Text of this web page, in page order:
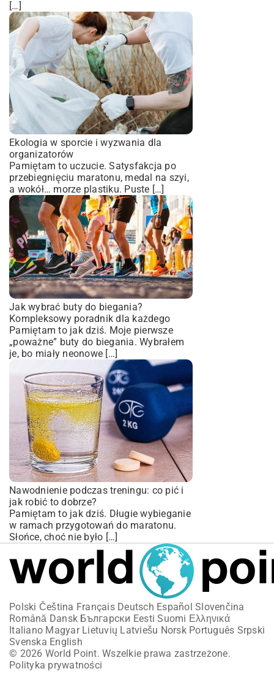
[…]
Ekologia w sporcie i wyzwania dla
organizatorów
Pamiętam to uczucie. Satysfakcja po
przebiegnięciu maratonu, medal na szyi,
a wokół… morze plastiku. Puste […]
Jak wybrać buty do biegania?
Kompleksowy poradnik dla każdego
Pamiętam to jak dziś. Moje pierwsze
„poważne” buty do biegania. Wybrałem
je, bo miały neonowe […]
Nawodnienie podczas treningu: co pić i
jak robić to dobrze?
Pamiętam to jak dziś. Długie wybieganie
w ramach przygotowań do maratonu.
Słońce, choć nie było […]
Polski Čeština Français Deutsch Español Slovenčina
Română Dansk Български Eesti Suomi Ελληνικά
Italiano Magyar Lietuvių Latviešu Norsk Português Srpski
Svenska English
© 2026 World Point. Wszelkie prawa zastrzeżone.
Polityka prywatności